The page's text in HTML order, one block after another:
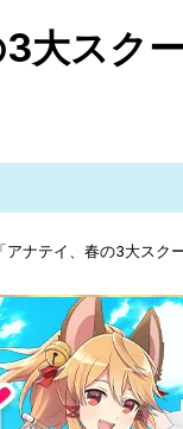
大スク
ナテイ、春の3大スク